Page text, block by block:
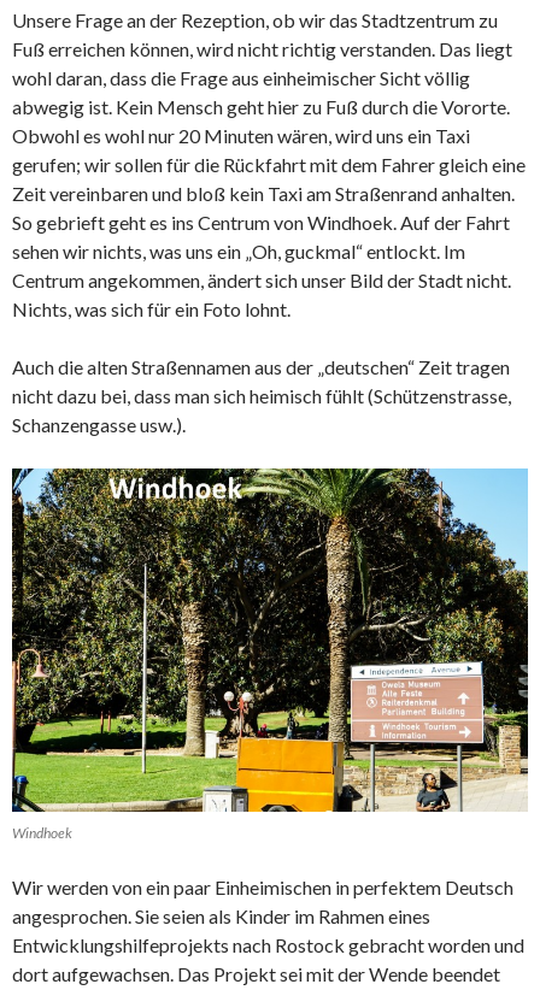
Unsere Frage an der Rezeption, ob wir das Stadtzentrum zu
Fuß erreichen können, wird nicht richtig verstanden. Das liegt
wohl daran, dass die Frage aus einheimischer Sicht völlig
abwegig ist. Kein Mensch geht hier zu Fuß durch die Vororte.
Obwohl es wohl nur 20 Minuten wären, wird uns ein Taxi
gerufen; wir sollen für die Rückfahrt mit dem Fahrer gleich eine
Zeit vereinbaren und bloß kein Taxi am Straßenrand anhalten.
So gebrieft geht es ins Centrum von Windhoek. Auf der Fahrt
sehen wir nichts, was uns ein „Oh, guckmal“ entlockt. Im
Centrum angekommen, ändert sich unser Bild der Stadt nicht.
Nichts, was sich für ein Foto lohnt.
Auch die alten Straßennamen aus der „deutschen“ Zeit tragen
nicht dazu bei, dass man sich heimisch fühlt (Schützenstrasse,
Schanzengasse usw.).
Windhoek
Wir werden von ein paar Einheimischen in perfektem Deutsch
angesprochen. Sie seien als Kinder im Rahmen eines
Entwicklungshilfeprojekts nach Rostock gebracht worden und
dort aufgewachsen. Das Projekt sei mit der Wende beendet